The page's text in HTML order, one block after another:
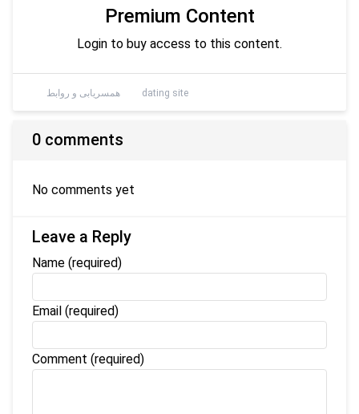
Premium Content
Login to buy access to this content.
همسریابی و روابط dating site
0 comments
No comments yet
Leave a Reply
Name (required)
Email (required)
Comment (required)